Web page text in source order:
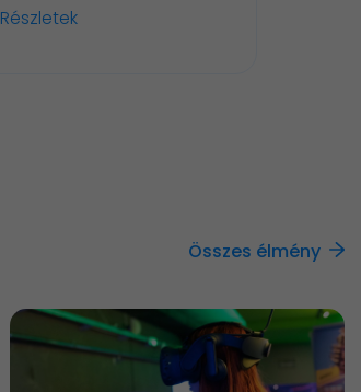
Részletek
Összes élmény